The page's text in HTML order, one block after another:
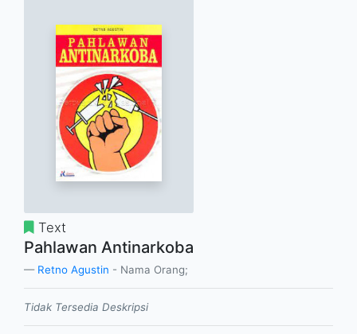
Text
Pahlawan Antinarkoba
Retno Agustin - Nama Orang;
Tidak Tersedia Deskripsi